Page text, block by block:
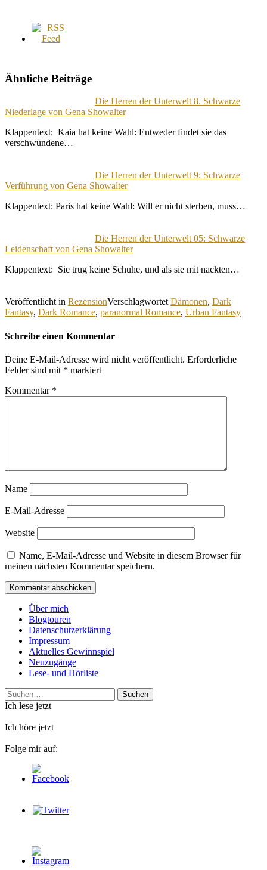
Ähnliche Beiträge
Die Herren der Unterwelt 8. Schwarze
Niederlage von Gena Showalter
Klappentext: Kaia hat keine Wahl: Entweder findet sie das
verschwundene…
Die Herren der Unterwelt 9: Schwarze
Verführung von Gena Showalter
Klappentext: Paris hat keine Wahl: Will er nicht sterben, muss…
Die Herren der Unterwelt 05: Schwarze
Leidenschaft von Gena Showalter
Klappentext: Sie trug keine Schuhe, und als sie mit nackten…
Veröffentlicht in RezensionVerschlagwortet Dämonen, Dark
Fantasy, Dark Romance, paranormal Romance, Urban Fantasy
Schreibe einen Kommentar
Deine E-Mail-Adresse wird nicht veröffentlicht. Erforderliche
Felder sind mit * markiert
Kommentar *
Name
E-Mail-Adresse
Website
Name, E-Mail-Adresse und Website in diesem Browser für
meinen nächsten Kommentar speichern.
Über mich
Blogtouren
Datenschutzerklärung
Impressum
Aktuelles Gewinnspiel
Neuzugänge
Lese- und Hörliste
Suchen
nach:
Ich lese jetzt
Ich höre jetzt
Folge mir auf: